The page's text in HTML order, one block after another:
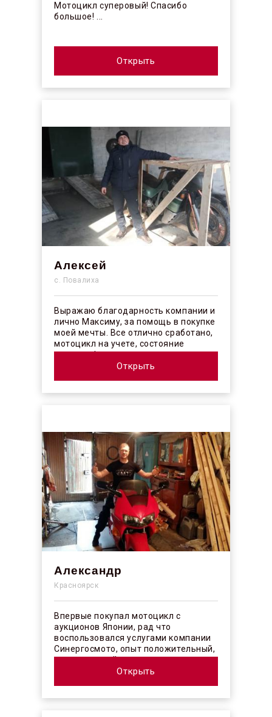
Мотоцикл суперовый! Спасибо
большое! ...
Открыть
Алексей
с. Повалиха
Выражаю благодарность компании и
лично Максиму, за помощь в покупке
моей мечты. Все отлично сработано,
мотоцикл на учете, состояние
отличное! ...
Открыть
Александр
Красноярск
Впервые покупал мотоцикл с
аукционов Японии, рад что
воспользовался услугами компании
Синергосмото, опыт положительный,
коллектив действительно
профессионалы своего ...
Открыть